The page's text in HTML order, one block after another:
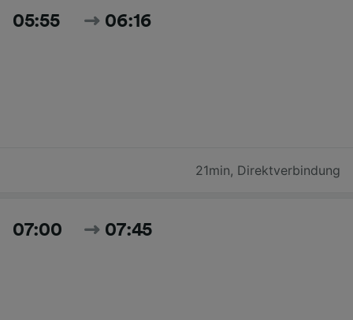
05:55 06:16
21min, Direktverbindung
07:00 07:45